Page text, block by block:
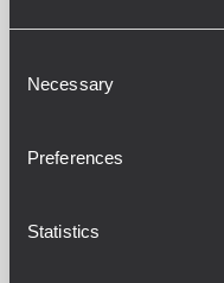
Selection
Necessary
Preferences
Statistics
Euroblock
Alimentation
VOX:
2